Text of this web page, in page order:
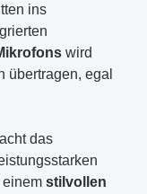
ins
wird
übertragen, egal
das
einem stilvollen